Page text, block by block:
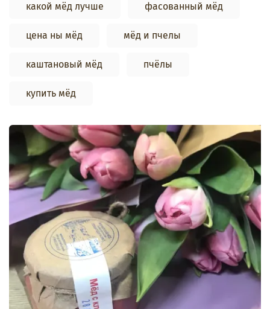
какой мёд лучше фасованный мёд
цена ны мёд мёд и пчелы
каштановый мёд пчёлы
купить мёд